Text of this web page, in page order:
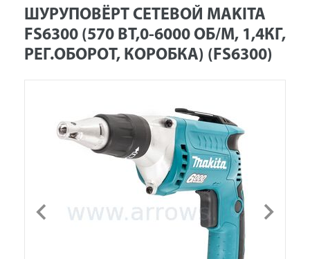
ШУРУПОВЁРТ СЕТЕВОЙ MAKITA
FS6300 (570 ВТ,0-6000 ОБ/М, 1,4КГ,
РЕГ.ОБОРОТ, КОРОБКА) (FS6300)